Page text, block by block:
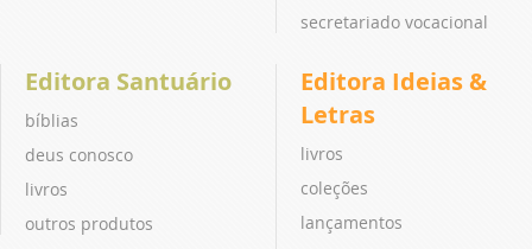
secretariado vocacional
Editora Santuário
bíblias
deus conosco
livros
outros produtos
Editora Ideias &
Letras
livros
coleções
lançamentos